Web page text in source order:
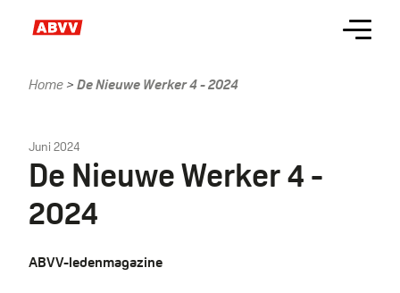
Menu
Home De Nieuwe Werker 4 - 2024
Juni 2024
De Nieuwe Werker 4 -
2024
ABVV-ledenmagazine